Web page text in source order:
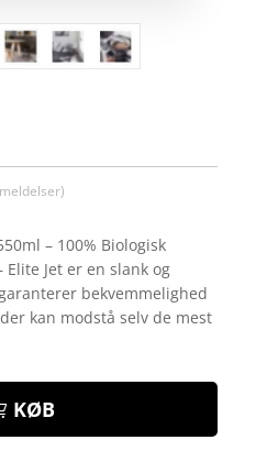
– 100% Biologisk
Jet er en slank og
bekvemmelighed
kan modstå selv de mest
KØB